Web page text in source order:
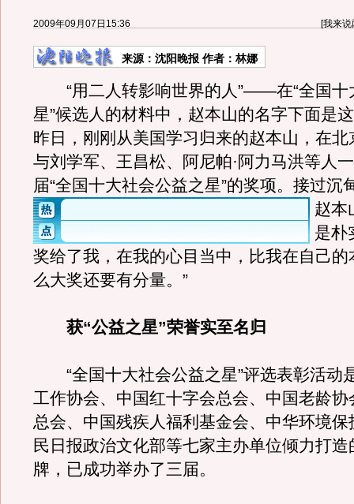
2009年09月07日15:36 [我来说
来源： 沈阳晚报作者：林娜
“用二人转影响世界的人”——在“全国十
星”候选人的材料中，赵本山的名字下面是
昨日，刚刚从美国学习归来的赵本山，在北
与刘学军、王昌松、阿尼帕·阿力马洪等人
届“全国十大社会公益之星”的奖项。 接过沉
赵本
是朴
奖给了我，在我的心目当中，比我在自己的
么大奖还要有分量。”
获“公益之星”荣誉实至名归
“全国十大社会公益之星”评选表彰活动
工作协会、中国红十字会总会、中国老龄协
总会、中国残疾人福利基金会、中华环境保
民日报政治文化部等七家主办单位倾力打造
牌，已成功举办了三届。